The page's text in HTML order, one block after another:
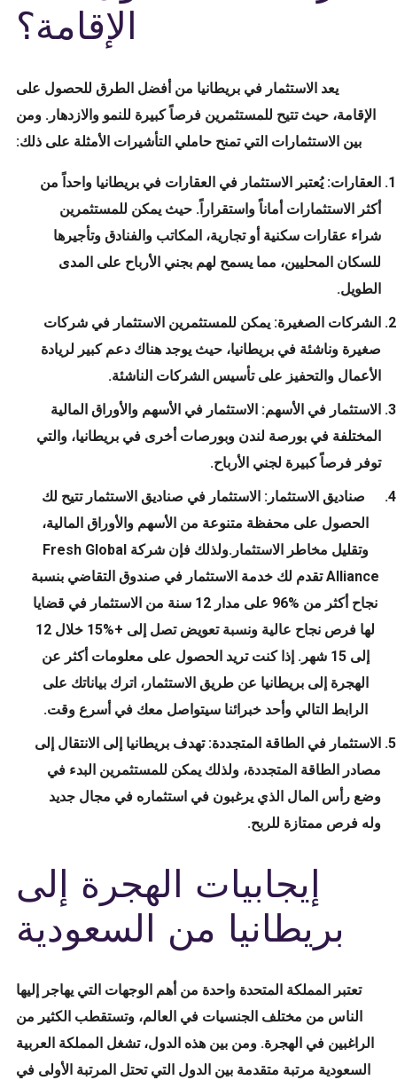
الإقامة؟
يعد الاستثمار في بريطانيا من أفضل الطرق للحصول على
الإقامة، حيث تتيح للمستثمرين فرصاً كبيرة للنمو والازدهار. ومن
بين الاستثمارات التي تمنح حاملي التأشيرات الأمثلة على ذلك:
العقارات: يُعتبر الاستثمار في العقارات في بريطانيا واحداً من
أكثر الاستثمارات أماناً واستقراراً. حيث يمكن للمستثمرين
شراء عقارات سكنية أو تجارية، المكاتب والفنادق وتأجيرها
للسكان المحليين، مما يسمح لهم بجني الأرباح على المدى
الطويل.
الشركات الصغيرة: يمكن للمستثمرين الاستثمار في شركات
صغيرة وناشئة في بريطانيا، حيث يوجد هناك دعم كبير لريادة
الأعمال والتحفيز على تأسيس الشركات الناشئة.
الاستثمار في الأسهم: الاستثمار في الأسهم والأوراق المالية
المختلفة في بورصة لندن وبورصات أخرى في بريطانيا، والتي
توفر فرصاً كبيرة لجني الأرباح.
صناديق الاستثمار: الاستثمار في صناديق الاستثمار تتيح لك
الحصول على محفظة متنوعة من الأسهم والأوراق المالية،
وتقليل مخاطر الاستثمار.
ولذلك فإن شركة Fresh Global
Alliance تقدم لك خدمة الاستثمار في صندوق التقاضي بنسبة
نجاح أكثر من %96 على مدار 12 سنة من الاستثمار في قضايا
لها فرص نجاح عالية ونسبة تعويض تصل إلى +%15 خلال 12
إلى 15 شهر. إذا كنت تريد الحصول على معلومات أكثر عن
الهجرة إلى بريطانيا عن طريق الاستثمار، اترك بياناتك على
الرابط التالي وأحد خبرائنا سيتواصل معك في أسرع وقت.
الاستثمار في الطاقة المتجددة: تهدف بريطانيا إلى الانتقال إلى
مصادر الطاقة المتجددة، ولذلك يمكن للمستثمرين البدء في
وضع رأس المال الذي يرغبون في استثماره في مجال جديد
وله فرص ممتازة للربح.
إيجابيات الهجرة إلى
بريطانيا من السعودية
تعتبر المملكة المتحدة واحدة من أهم الوجهات التي يهاجر إليها
الناس من مختلف الجنسيات في العالم، وتستقطب الكثير من
الراغبين في الهجرة. ومن بين هذه الدول، تشغل المملكة العربية
السعودية مرتبة متقدمة بين الدول التي تحتل المرتبة الأولى في